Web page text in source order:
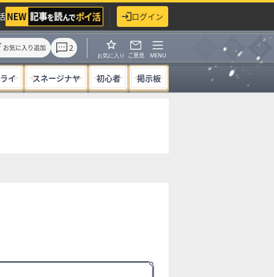
ログイン
お気に入り追加 2
お気に入り ご意見 MENU
イ スネージナヤ 初心者 掲示板